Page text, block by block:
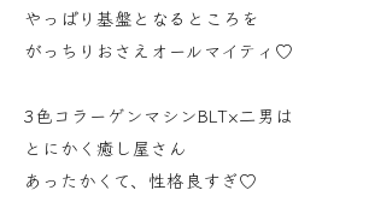
やっぱり基盤となるところを
がっちりおさえオールマイティ♡
3色コラーゲンマシンBLT×二男は
とにかく癒し屋さん
あったかくて、性格良すぎ♡